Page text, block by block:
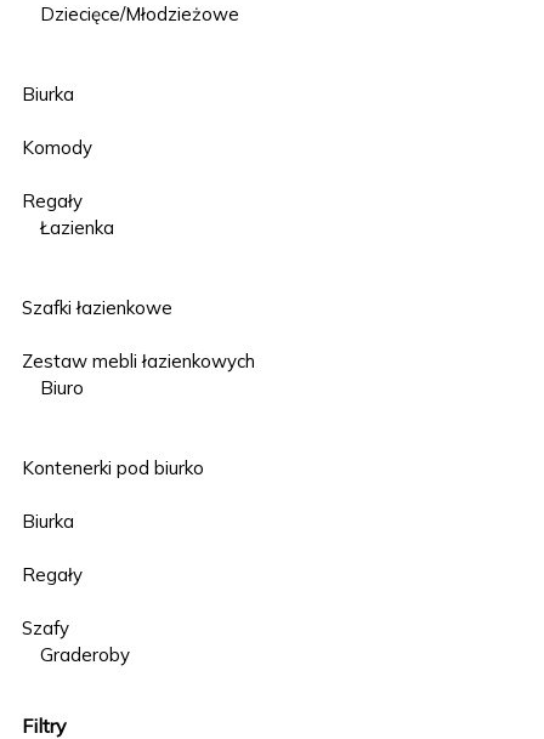
Dziecięce/Młodzieżowe
Biurka
Komody
Regały
Łazienka
Szafki łazienkowe
Zestaw mebli łazienkowych
Biuro
Kontenerki pod biurko
Biurka
Regały
Szafy
Graderoby
Filtry